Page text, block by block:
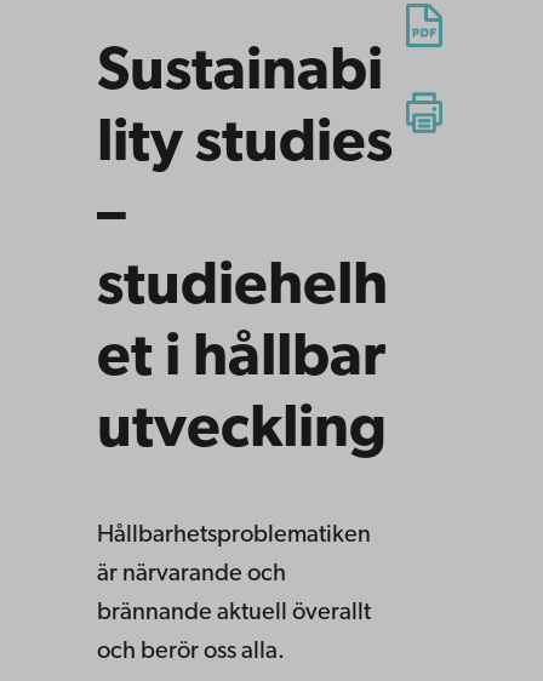
Sustainabi
lity studies
–
studiehelh
et i hållbar
utveckling
Hållbarhetsproblematiken
är närvarande och
brännande aktuell överallt
och berör oss alla.